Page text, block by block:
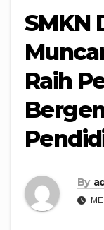
SMKN
Raih
By